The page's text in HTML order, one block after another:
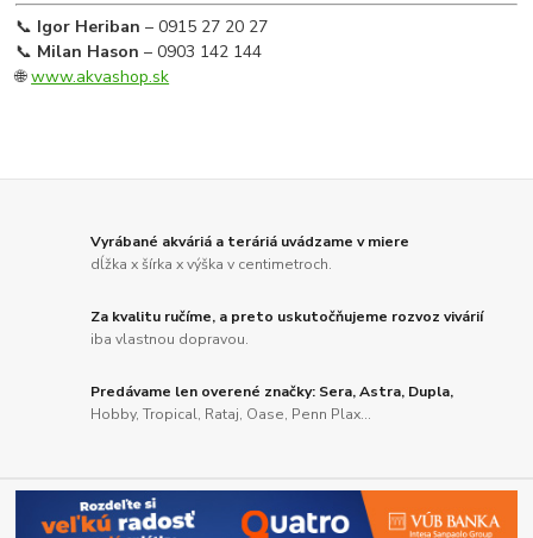
📞 Igor Heriban – 0915 27 20 27
📞 Milan Hason – 0903 142 144
🌐www.akvashop.sk
Vyrábané akváriá a teráriá uvádzame v miere
dĺžka x šírka x výška v centimetroch.
Za kvalitu ručíme, a preto uskutočňujeme rozvoz vivárií
iba vlastnou dopravou.
Predávame len overené značky: Sera, Astra, Dupla,
Hobby, Tropical, Rataj, Oase, Penn Plax...